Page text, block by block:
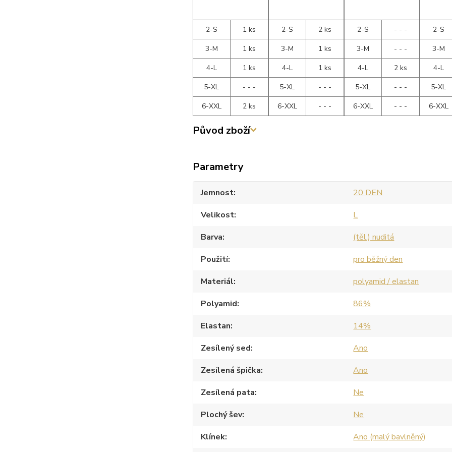
2-S
1 ks
3-M
1 ks
4-L
1 ks
5-XL
- - -
6-XXL
2 ks
2-S
2 ks
3-M
1 ks
4-L
1 ks
5-XL
- - -
6-XXL
- - -
2-S
- - -
3-M
- - -
4-L
2 ks
5-XL
- - -
6-XXL
- - -
2-S
3-M
4-L
5-XL
6-XXL
Původ zboží
Parametry
Jemnost
20 DEN
Velikost
L
Barva
(těl.) nuditá
Použití
pro běžný den
Materiál
polyamid / elastan
Polyamid
86%
Elastan
14%
Zesílený sed
Ano
Zesílená špička
Ano
Zesílená pata
Ne
Plochý šev
Ne
Klínek
Ano (malý bavlněný)